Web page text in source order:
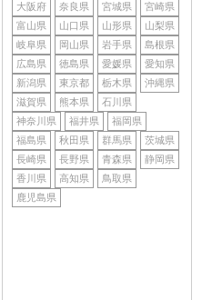
大阪府
奈良県 宮城県
宮崎県
富山県
山口県 山形県
山梨県
岐阜県
岡山県 岩手県
島根県
広島県
徳島県 愛媛県
愛知県
新潟県
東京都 栃木県
沖縄県
滋賀県
熊本県
石川県
神奈川県
福井県
福岡県
福島県
秋田県 群馬県
茨城県
長崎県
長野県 青森県
静岡県
香川県
高知県
鳥取県
鹿児島県